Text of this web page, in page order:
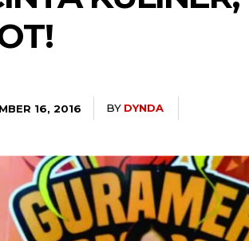
16, 2016 BY DYNDA